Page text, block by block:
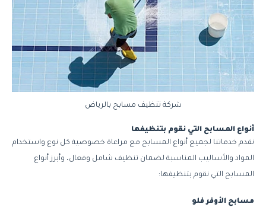
شركة تنظيف مسابح بالرياض
أنواع المسابح التي نقوم بتنظيفها
نقدم خدماتنا لجميع أنواع المسابح مع مراعاة خصوصية كل نوع واستخدام
المواد والأساليب المناسبة لضمان تنظيف شامل وفعال، وأبرز أنواع
المسابح التي نقوم بتنظيفها:
مسابح الأوفر فلو